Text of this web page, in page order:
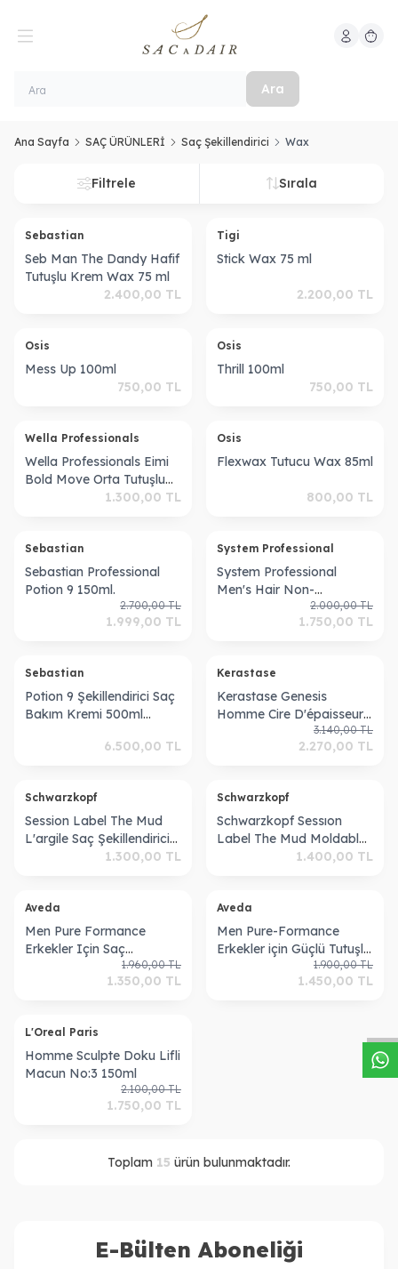
WhasappDesteHatt
Ara
Hesabım
Ana Sayfa SAÇ ÜRÜNLERİ Saç Şekillendirici Wax
Filtrele Sırala
Sebastian
Seb Man The Dandy Hafif
Tutuşlu Krem Wax 75 ml
2.400,00 TL
Tigi
Stick Wax 75 ml
2.200,00 TL
Osis
Mess Up 100ml
750,00 TL
Osis
Thrill 100ml
750,00 TL
Wella Professionals
Wella Professionals Eimi
Bold Move Orta Tutuşlu
Mat Şekillendirici 150 ml
1.300,00 TL
Osis
Flexwax Tutucu Wax 85ml
800,00 TL
Sebastian
Sebastian Professional
Potion 9 150ml.
2.700,00TL
1.999,00 TL
System Professional
System Professional
Men's Hair Non-
Hardening Matte Cream
2.000,00TL
1.750,00 TL
Sebastian
Potion 9 Şekillendirici Saç
Bakım Kremi 500ml
6.500,00 TL
Kerastase
Kerastase Genesis
Homme Cire D'épaisseur
Texturisante 75ml.3.140,00TL
2.270,00 TL
Schwarzkopf
Session Label The Mud
L'argile Saç Şekillendirici
Vegan Macun Wax 65 ml
1.300,00 TL
Schwarzkopf
Schwarzkopf Sessıon
Label The Mud Moldable
Putty 65 Ml Saç Macunu
1.400,00 TL
Aveda
Men Pure Formance
Erkekler Için Saç
Dolgunlaştırıcı Wax 75ml
018084973523
1.960,00TL
1.350,00 TL
Aveda
Men Pure-Formance
Erkekler için Güçlü Tutuşlu
Saç Şekillendirici 75ml
018084851036
1.900,00TL
1.450,00 TL
L'Oreal Paris
Homme Sculpte Doku Lifli
Macun No:3 150ml
2.100,00TL
1.750,00 TL
Toplam 15 ürün bulunmaktadır.
E-Bülten Aboneliği